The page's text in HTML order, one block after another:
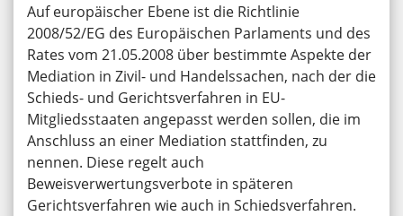
Auf europäischer Ebene ist die Richtlinie
2008/52/EG des Europäischen Parlaments und des
Rates vom 21.05.2008 über bestimmte Aspekte der
Mediation in Zivil- und Handelssachen, nach der die
Schieds- und Gerichtsverfahren in EU-
Mitgliedsstaaten angepasst werden sollen, die im
Anschluss an einer Mediation stattfinden, zu
nennen. Diese regelt auch
Beweisverwertungsverbote in späteren
Gerichtsverfahren wie auch in Schiedsverfahren.